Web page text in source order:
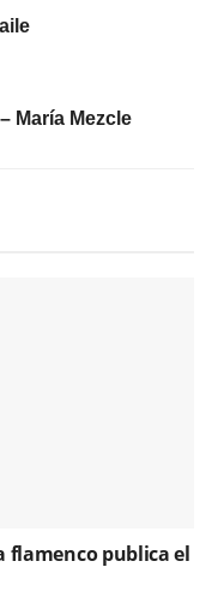
María Mezcle
flamenco publica el